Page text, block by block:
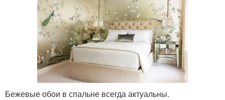
Бежевые обои в спальне всегда актуальны.